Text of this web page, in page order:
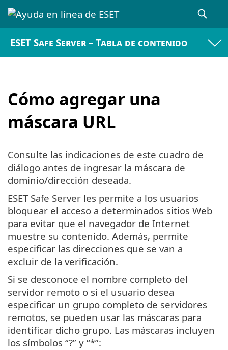
ESET Safe Server – Tabla de contenido
Cómo agregar una
máscara URL
Consulte las indicaciones de este cuadro de
diálogo antes de ingresar la máscara de
dominio/dirección deseada.
ESET Safe Server les permite a los usuarios
bloquear el acceso a determinados sitios Web
para evitar que el navegador de Internet
muestre su contenido. Además, permite
especificar las direcciones que se van a
excluir de la verificación.
Si se desconoce el nombre completo del
servidor remoto o si el usuario desea
especificar un grupo completo de servidores
remotos, se pueden usar las máscaras para
identificar dicho grupo. Las máscaras incluyen
los símbolos “?” y “*”: